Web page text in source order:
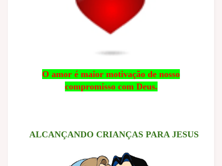
O amor é maior motivação de nosso
compromisso com Deus.
ALCANÇANDO CRIANÇAS PARA JESUS